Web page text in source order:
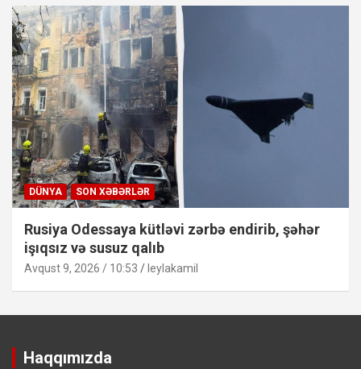
DÜNYA SON XƏBƏRLƏR
Rusiya Odessaya kütləvi zərbə endirib, şəhər
işıqsız və susuz qalıb
Avqust 9, 2026 / 10:53 leylakamil
Haqqımızda